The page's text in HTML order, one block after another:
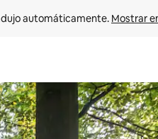
automáticamente. Mostrar